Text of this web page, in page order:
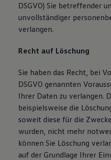
DSGVO) Sie betreffender
unvollständiger
verlangen.
Recht auf Löschung
Sie haben das Recht, bei
DSGVO genannten
Ihrer Daten zu verlangen.
beispielsweise die
soweit diese für die
wurden, nicht mehr
können Sie Löschung
auf der Grundlage Ihrer